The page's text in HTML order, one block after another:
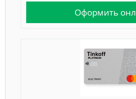
Оформить